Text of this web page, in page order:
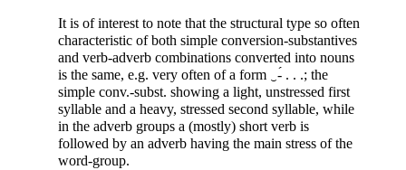
It is of interest to note that the structural type so often
characteristic of both simple conversion-substantives
and verb-adverb combinations converted into nouns
is the same, e.g. very often of a form ‿-́ . . .; the
simple conv.-subst. showing a light, unstressed first
syllable and a heavy, stressed second syllable, while
in the adverb groups a (mostly) short verb is
followed by an adverb having the main stress of the
word-group.